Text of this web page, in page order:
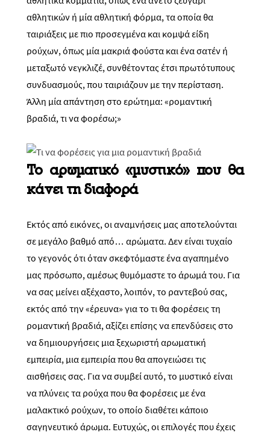
αθλητικών ή μία αθλητική φόρμα, τα οποία θα
ταιριάξεις με πιο προσεγμένα και κομψά είδη
ρούχων, όπως μία μακριά φούστα και ένα σατέν ή
μεταξωτό νεγκλιζέ, συνθέτοντας έτσι πρωτότυπους
συνδυασμούς, που ταιριάζουν με την περίσταση.
Άλλη μία απάντηση στο ερώτημα: «ρομαντική
βραδιά, τι να φορέσω;»
Το αρωματικό «μυστικό» που θα
κάνει τη διαφορά
Εκτός από εικόνες, οι αναμνήσεις μας αποτελούνται
σε μεγάλο βαθμό από… αρώματα. Δεν είναι τυχαίο
το γεγονός ότι όταν σκεφτόμαστε ένα αγαπημένο
μας πρόσωπο, αμέσως θυμόμαστε το άρωμά του. Για
να σας μείνει αξέχαστο, λοιπόν, το ραντεβού σας,
εκτός από την «έρευνα» για το τι θα φορέσεις τη
ρομαντική βραδιά, αξίζει επίσης να επενδύσεις στο
να δημιουργήσεις μια ξεχωριστή αρωματική
εμπειρία, μια εμπειρία που θα απογειώσει τις
αισθήσεις σας. Για να συμβεί αυτό, το μυστικό είναι
να πλύνεις τα ρούχα που θα φορέσεις με ένα
μαλακτικό ρούχων, το οποίο διαθέτει κάποιο
σαγηνευτικό άρωμα. Ευτυχώς, οι επιλογές που έχεις